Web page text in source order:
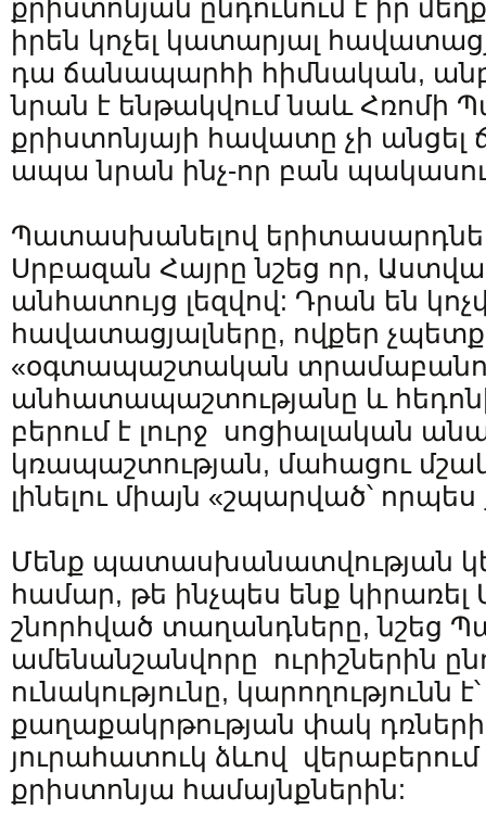
քրիստոնյան ընդունում է իր
իրեն կոչել կատարյալ
դա ճանապարհի հիմնական,
նրան է ենթակվում նաև Հռոմի
քրիստոնյայի հավատը չի անցել
ապա նրան ինչ-որ բան
Պատասխանելով
Սրբազան Հայրը նշեց որ,
անհատույց լեզվով: Դրան են
հավատացյալները, ովքեր
«օգտապաշտական
անհատապաշտությանը և
բերում է լուրջ սոցիալական
կռապաշտության, մահացու
լինելու միայն «շպարված՝
Մենք պատասխանատվության
համար, թե ինչպես ենք կիրառել
շնորհված տաղանդները, նշեց
ամենանշանվորը ուրիշներին
ունակությունը, կարողությունն է՝
քաղաքակրթության փակ
յուրահատուկ ձևով
քրիստոնյա համայնքներին: